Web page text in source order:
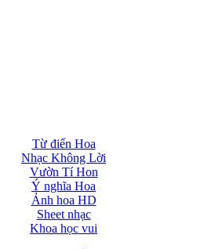
Từ điển Hoa
Nhạc Không Lời
Vườn Tí Hon
Ý nghĩa Hoa
Ảnh hoa HD
Sheet nhạc
Khoa học vui